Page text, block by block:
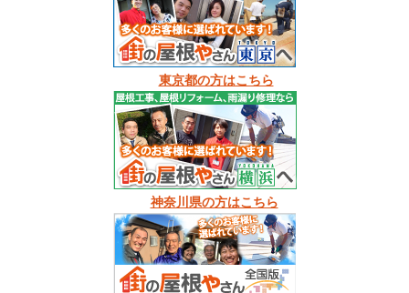
東京都の方はこちら
神奈川県の方はこちら